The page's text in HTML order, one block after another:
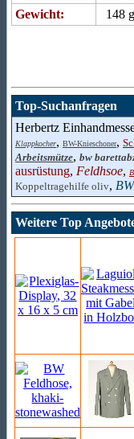
Gewicht:
148 g
Top-Suchanfragen
Herbertz
Klappkocher, BW-Knieschoner,
Arbeitsmütze, bw
ausrüstung, Feldhsoe,
Koppeltragehilfe oliv,
Weitere Top